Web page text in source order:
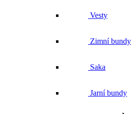
Vesty
Zimní bundy
Saka
Jarní bundy